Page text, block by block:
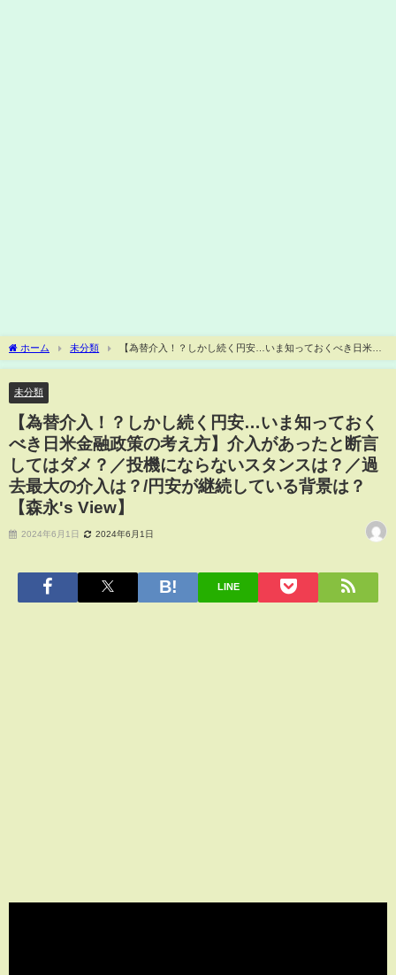
ホーム 未分類
【為替介入！？しかし続く円安…いま知っておくべき日米金
融政策の考え方】介入があったと断言してはダメ？／投機にならないスタンスは？／
未分類
【為替介入！？しかし続く円安…いま知っておく
べき日米金融政策の考え方】介入があったと断言
してはダメ？／投機にならないスタンスは？／過
去最大の介入は？/円安が継続している背景は？
【森永's View】
2024年6月1日 2024年6月1日
LINE